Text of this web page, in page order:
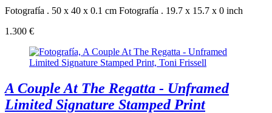
Fotografía . 50 x 40 x 0.1 cm Fotografía . 19.7 x 15.7 x 0 inch
1.300 €
A Couple At The Regatta - Unframed
Limited Signature Stamped Print